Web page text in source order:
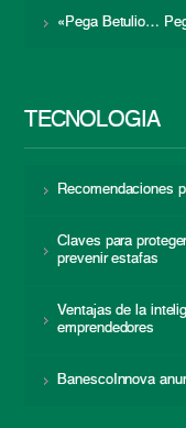
«Pega Betulio…
TECNOLOGÍA
Recomendaciones
Claves para
prevenir estafas
Ventajas de la
emprendedores
BanescoInnova